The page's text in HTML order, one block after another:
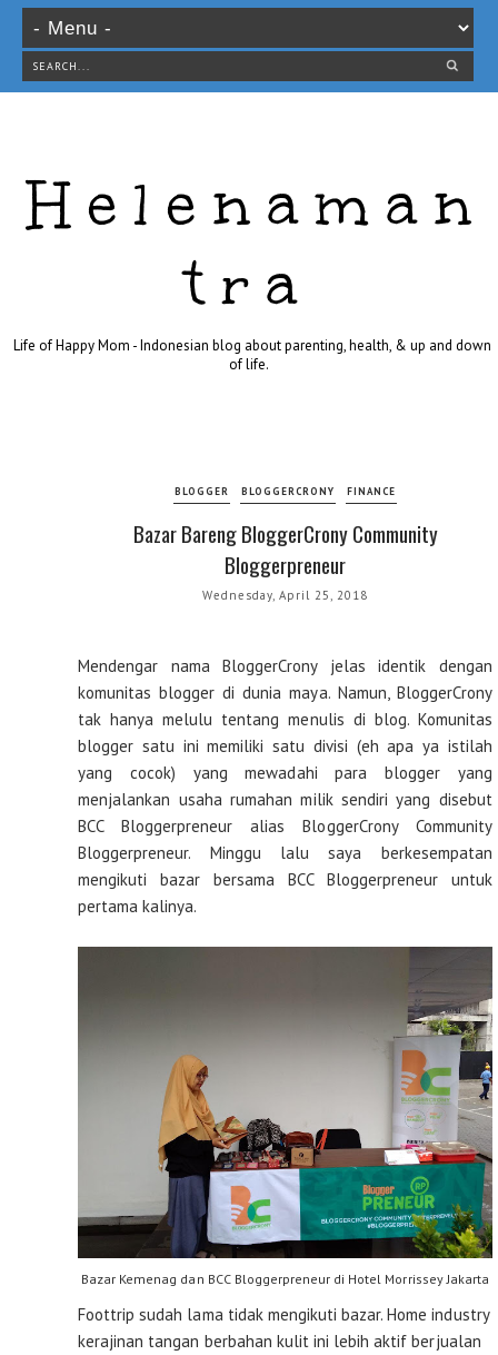
Helenaman
tra
Life of Happy Mom - Indonesian blog about parenting, health, & up and down
of life.
BLOGGER BLOGGERCRONY FINANCE
Bazar Bareng BloggerCrony Community
Bloggerpreneur
Wednesday, April 25, 2018
Mendengar nama BloggerCrony jelas identik dengan
komunitas blogger di dunia maya. Namun, BloggerCrony
tak hanya melulu tentang menulis di blog. Komunitas
blogger satu ini memiliki satu divisi (eh apa ya istilah
yang cocok) yang mewadahi para blogger yang
menjalankan usaha rumahan milik sendiri yang disebut
BCC Bloggerpreneur alias BloggerCrony Community
Bloggerpreneur. Minggu lalu saya berkesempatan
mengikuti bazar bersama BCC Bloggerpreneur untuk
pertama kalinya.
Bazar Kemenag dan BCC Bloggerpreneur di Hotel Morrissey Jakarta
Foottrip sudah lama tidak mengikuti bazar. Home industry
kerajinan tangan berbahan kulit ini lebih aktif berjualan